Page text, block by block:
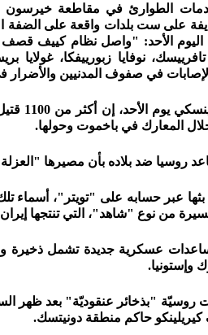
الطوارئ في مقاطعة خيرسون أن
الليلة الماضية، أكثر من 40 قذيفة على ست بلدات واقعة
الأحد: "واصل نظام كييف قصف
نوفايا زبورييفكا، غولايا
وقال الرئيس
المعارك في باخموت وحولها.
روسيا ضد بلاده بأن مصيرها
عبر حسابه على "تويتر"، أسماء
من نوع "شاهد"، التي تنتجها
عسكرية جديدة تشمل ذخيرة
وإستونيا.
روسيّة "بذخائر عنقوديّة" بعد ظهر
حاكم منطقة دونيتسك.